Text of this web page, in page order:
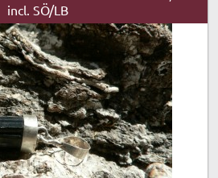
incl. SÖ/LB